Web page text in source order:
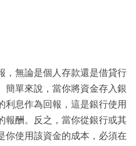
，無論是個人存款還是借貸行
簡單來說，當你將資金存入銀
利息作為回報，這是銀行使用
報酬。反之，當你從銀行或其
你使用該資金的成本，必須在